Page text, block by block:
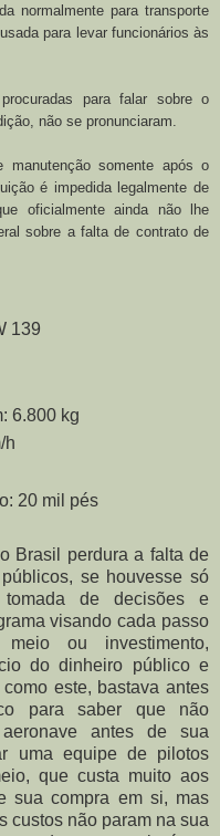
normalmente para transporte
para levar funcionários às
para falar sobre o
não se pronunciaram.
manutenção somente após o
é impedida legalmente de
oficialmente ainda não lhe
sobre a falta de contrato de
139
6.800 kg
h
20 mil pés
Brasil perdura a falta de
se houvesse só
de decisões e
visando cada passo
ou investimento,
do dinheiro público e
este, bastava antes
para saber que não
antes de sua
uma equipe de pilotos
que custa muito aos
sua compra em si, mas
custos não param na sua